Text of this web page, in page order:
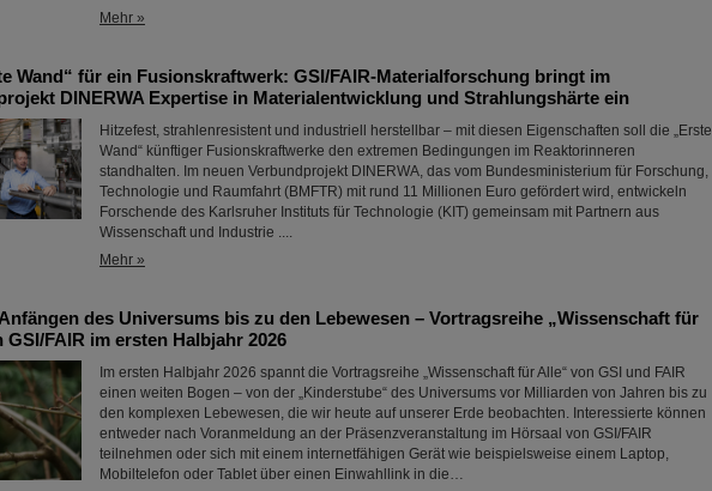
Mehr »
Wand“ für ein Fusionskraftwerk: GSI/FAIR-Materialforschung bringt im
DINERWA Expertise in Materialentwicklung und Strahlungshärte ein
Hitzefest, strahlenresistent und industriell herstellbar – mit diesen Eigenschaften soll die „Erste
Wand“ künftiger Fusionskraftwerke den extremen Bedingungen im Reaktorinneren
standhalten. Im neuen Verbundprojekt DINERWA, das vom Bundesministerium für Forschung,
Technologie und Raumfahrt (BMFTR) mit rund 11 Millionen Euro gefördert wird, entwickeln
Forschende des Karlsruher Instituts für Technologie (KIT) gemeinsam mit Partnern aus
Wissenschaft und Industrie ....
Mehr »
des Universums bis zu den Lebewesen – Vortragsreihe „Wissenschaft für
GSI/FAIR im ersten Halbjahr 2026
Im ersten Halbjahr 2026 spannt die Vortragsreihe „Wissenschaft für Alle“ von GSI und FAIR
einen weiten Bogen – von der „Kinderstube“ des Universums vor Milliarden von Jahren bis zu
den komplexen Lebewesen, die wir heute auf unserer Erde beobachten. Interessierte können
entweder nach Voranmeldung an der Präsenzveranstaltung im Hörsaal von GSI/FAIR
teilnehmen oder sich mit einem internetfähigen Gerät wie beispielsweise einem Laptop,
Mobiltelefon oder Tablet über einen Einwahllink in die…